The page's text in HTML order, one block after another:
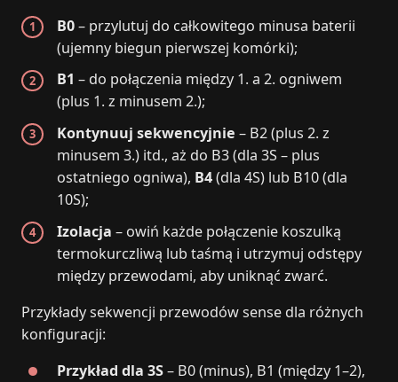
B0– przylutuj do całkowitego minusa baterii
(ujemny biegun pierwszej komórki);
B1 – do połączenia między 1. a 2. ogniwem
(plus 1. z minusem 2.);
Kontynuuj sekwencyjnie – B2 (plus 2. z
minusem 3.) itd., aż do B3 (dla 3S – plus
ostatniego ogniwa), B4(dla 4S) lub B10 (dla
10S);
Izolacja – owiń każde połączenie koszulką
termokurczliwą lub taśmą i utrzymuj odstępy
między przewodami, aby uniknąć zwarć.
Przykłady sekwencji przewodów sense dla różnych
konfiguracji:
Przykład dla 3S– B0 (minus), B1 (między 1–2),